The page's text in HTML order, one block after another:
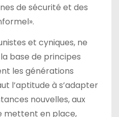
de sécurité et des
et cyniques, ne
base de principes
les générations
l’aptitude à s’adapter
nouvelles, aux
mettent en place,